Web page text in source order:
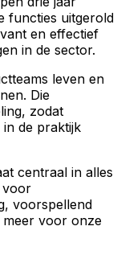
functies uitgerold
en effectief
in de sector.
leven en
Die
zodat
de praktijk
centraal in alles
voor
voorspellend
voor onze